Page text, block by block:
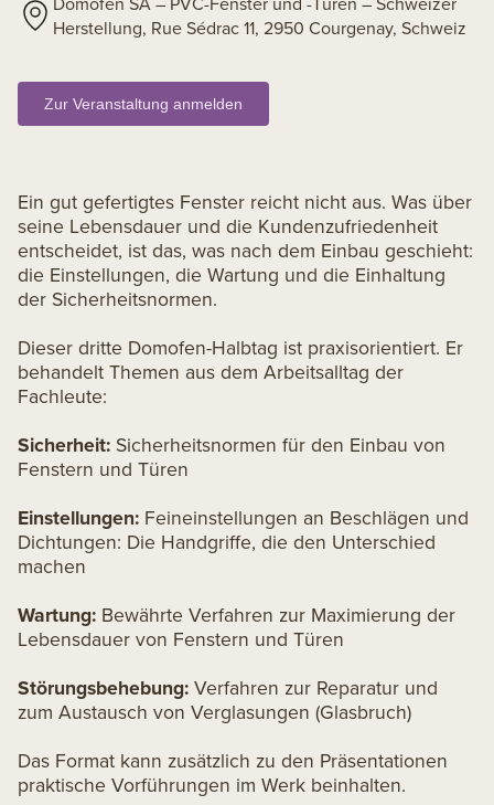
Herstellung, Rue Sédrac 11, 2950 Courgenay, Schweiz
Zur Veranstaltung anmelden
Ein gut gefertigtes Fenster reicht nicht aus. Was über
seine Lebensdauer und die Kundenzufriedenheit
entscheidet, ist das, was nach dem Einbau geschieht:
die Einstellungen, die Wartung und die Einhaltung
der Sicherheitsnormen.
Dieser dritte Domofen-Halbtag ist praxisorientiert. Er
behandelt Themen aus dem Arbeitsalltag der
Fachleute:
Sicherheit: Sicherheitsnormen für den Einbau von
Fenstern und Türen
Einstellungen: Feineinstellungen an Beschlägen und
Dichtungen: Die Handgriffe, die den Unterschied
machen
Wartung: Bewährte Verfahren zur Maximierung der
Lebensdauer von Fenstern und Türen
Störungsbehebung: Verfahren zur Reparatur und
zum Austausch von Verglasungen (Glasbruch)
Das Format kann zusätzlich zu den Präsentationen
praktische Vorführungen im Werk beinhalten.